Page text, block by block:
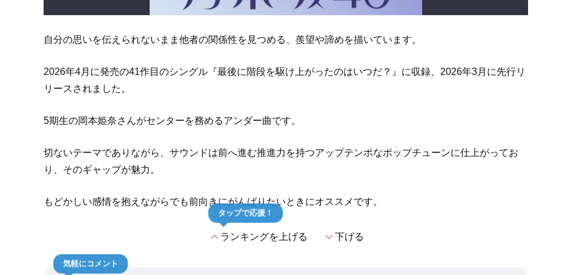
自分の思いを伝えられないまま他者の関係性を見つめる、羨望や諦めを描いています。
2026年4月に発売の41作目のシングル『最後に階段を駆け上がったのはいつだ？』に収録、2026年3月に先行リ
リースされました。
5期生の岡本姫奈さんがセンターを務めるアンダー曲です。
切ないテーマでありながら、サウンドは前へ進む推進力を持つアップテンポなポップチューンに仕上がってお
り、そのギャップが魅力。
もどかしい感情を抱えながらでも前向きにがんばりたいときにオススメです。
expand_lessランキングを上げる
タップで応援！
expand_more下げる
気軽にコメント